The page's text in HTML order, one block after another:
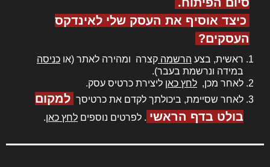
כיצד אוסיף את העסק שלי לאינדקס
העסקים?
ראשית, בצע הרשמה קצרה ומהירה לאתר (או כניסה
במידה ונרשמת בעבר).
לאחר מכן, לחץ כאן ליצירת כרטיס עסק.
לאחר שסיימת, ביכולתך לקדם את כרטיסך למקום
בולט בדף הראשי . לפרטים נוספים לחץ כאן.